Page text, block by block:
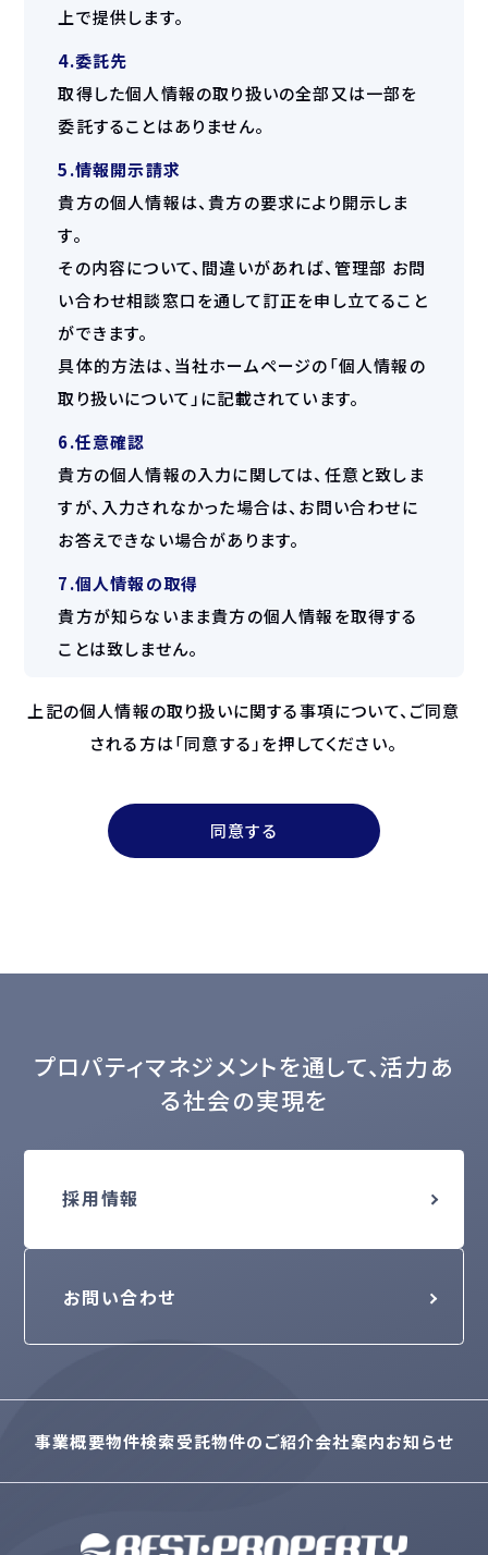
上で提供します。
4.委託先
取得した個人情報の取り扱いの全部又は一部を
委託することはありません。
5.情報開示請求
貴方の個人情報は、貴方の要求により開示しま
す。
その内容について、間違いがあれば、管理部 お問
い合わせ相談窓口を通して訂正を申し立てること
ができます。
具体的方法は、当社ホームページの「個人情報の
取り扱いについて」に記載されています。
6.任意確認
貴方の個人情報の入力に関しては、任意と致しま
すが、入力されなかった場合は、お問い合わせに
お答えできない場合があります。
7.個人情報の取得
貴方が知らないまま貴方の個人情報を取得する
ことは致しません。
上記の個人情報の取り扱いに関する事項について、ご同意
される方は「同意する」を押してください。
同意する
プロパティマネジメントを通して、活力あ
る社会の実現を
採用情報
お問い合わせ
事業概要物件検索受託物件のご紹介会社案内お知らせ